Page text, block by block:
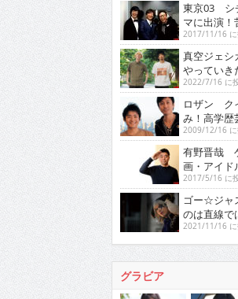
東京03 シ
マに出演！
2017/11/16 に
真空ジェシ
やっていき
2022/7/16 に
ロザン ク
み！高学歴
2009/12/16 に
有野晋哉
画・アイド
2017/5/16 に
ゴー☆ジャ
のは直線で
2021/11/16 に
グラビア